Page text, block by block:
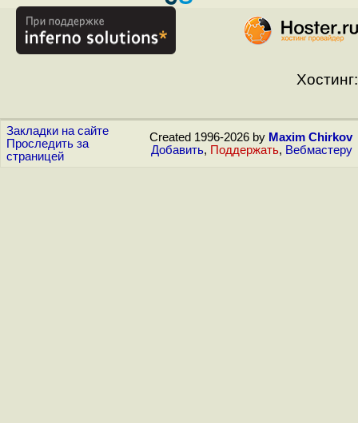
Хостинг:
Закладки на сайте
Проследить за
страницей
Created 1996-2026 by Maxim Chirkov
Добавить, Поддержать, Вебмастеру